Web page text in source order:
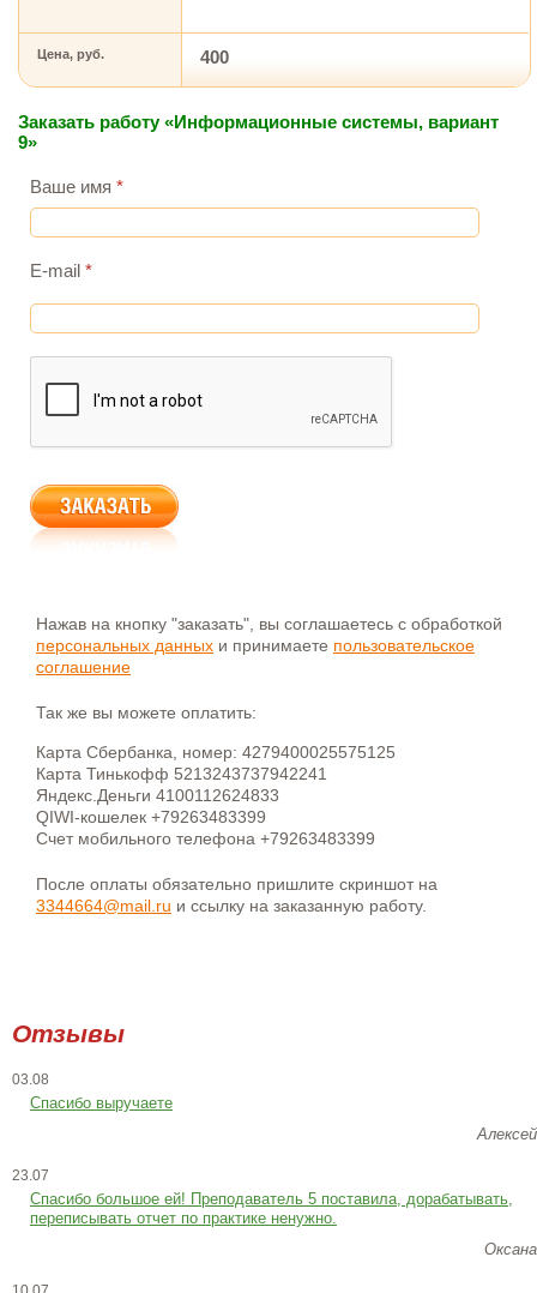
Цена, руб. 400
Заказать работу «Информационные системы, вариант
9»
Ваше имя *
E-mail *
Нажав на кнопку "заказать", вы соглашаетесь с обработкой
персональных данных и принимаете пользовательское
соглашение
Так же вы можете оплатить:
Карта Сбербанка, номер: 4279400025575125
Карта Тинькофф 5213243737942241
Яндекс.Деньги 4100112624833
QIWI-кошелек +79263483399
Счет мобильного телефона +79263483399
После оплаты обязательно пришлите скриншот на
3344664@mail.ru и ссылку на заказанную работу.
Отзывы
03.08
Спасибо выручаете
Алексей
23.07
Cпасибо большое ей! Преподаватель 5 поставила, дорабатывать,
переписывать отчет по практике ненужно.
Оксана